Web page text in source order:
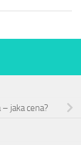
jaka cena?